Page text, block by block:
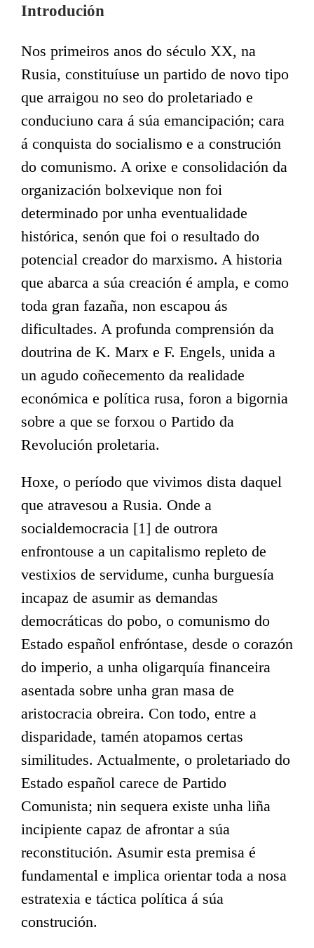
Introdución
Nos primeiros anos do século XX, na
Rusia, constituíuse un partido de novo tipo
que arraigou no seo do proletariado e
conduciuno cara á súa emancipación; cara
á conquista do socialismo e a construción
do comunismo. A orixe e consolidación da
organización bolxevique non foi
determinado por unha eventualidade
histórica, senón que foi o resultado do
potencial creador do marxismo. A historia
que abarca a súa creación é ampla, e como
toda gran fazaña, non escapou ás
dificultades. A profunda comprensión da
doutrina de K. Marx e F. Engels, unida a
un agudo coñecemento da realidade
económica e política rusa, foron a bigornia
sobre a que se forxou o Partido da
Revolución proletaria.
Hoxe, o período que vivimos dista daquel
que atravesou a Rusia. Onde a
socialdemocracia [1] de outrora
enfrontouse a un capitalismo repleto de
vestixios de servidume, cunha burguesía
incapaz de asumir as demandas
democráticas do pobo, o comunismo do
Estado español enfróntase, desde o corazón
do imperio, a unha oligarquía financeira
asentada sobre unha gran masa de
aristocracia obreira. Con todo, entre a
disparidade, tamén atopamos certas
similitudes. Actualmente, o proletariado do
Estado español carece de Partido
Comunista; nin sequera existe unha liña
incipiente capaz de afrontar a súa
reconstitución. Asumir esta premisa é
fundamental e implica orientar toda a nosa
estratexia e táctica política á súa
construción.